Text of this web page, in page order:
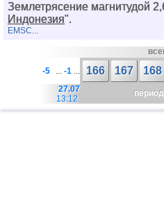
Землетрясение магнитудой
Индонезия".
EMSC...
-5
... -1... 166 167 168
27.07
13:12
период